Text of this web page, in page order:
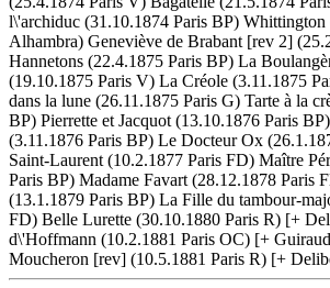
l\'archiduc (31.10.1874 Paris BP)
Alhambra) Geneviève de Brabant [rev 2]
Hannetons (22.4.1875 Paris BP) La
(19.10.1875 Paris V) La Créole (3.11.1875
dans la lune (26.11.1875 Paris G) Tarte à la
BP) Pierrette et Jacquot (13.10.1876 Paris
(3.11.1876 Paris BP) Le Docteur Ox
Saint-Laurent (10.2.1877 Paris FD) Maître
Paris BP) Madame Favart (28.12.1878 Paris
(13.1.1879 Paris BP) La Fille du tambour-
FD) Belle Lurette (30.10.1880 Paris R) [+
d\'Hoffmann (10.2.1881 Paris OC) [+
Moucheron [rev] (10.5.1881 Paris R) [+